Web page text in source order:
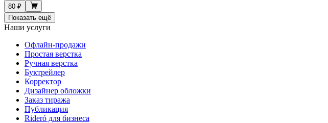
80 ₽
Показать ещё
Наши услуги
Офлайн-продажи
Простая верстка
Ручная верстка
Буктрейлер
Корректор
Дизайнер обложки
Заказ тиража
Публикация
Rideró для бизнеса